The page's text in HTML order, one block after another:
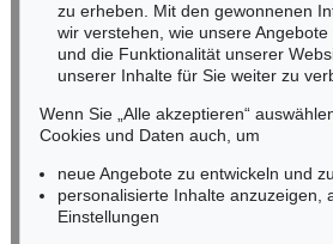
Auktion 472 - Lot 577
Kräutterbuch, 1630
Ergebnis:€ 2.706
Auktion 604 -
Kreutterbuch ,
Ergebnis:€
NORDDEUTSCHLAND
Nico Kassel, M.A.
Tel.: +49 (0)89 55244-164
Mobil: +49 (0)171 8618661
n.kassel@kettererkunst.de
Keine Auktion mehr
zu erheben. Mit den gewonnenen
wir verstehen, wie unsere Angebote
und die Funktionalität unserer
unserer Inhalte für Sie weiter zu
Wenn Sie „Alle akzeptieren“
Cookies und Daten auch, um
neue Angebote zu entwickeln und
personalisierte Inhalte anzuzeigen,
Einstellungen